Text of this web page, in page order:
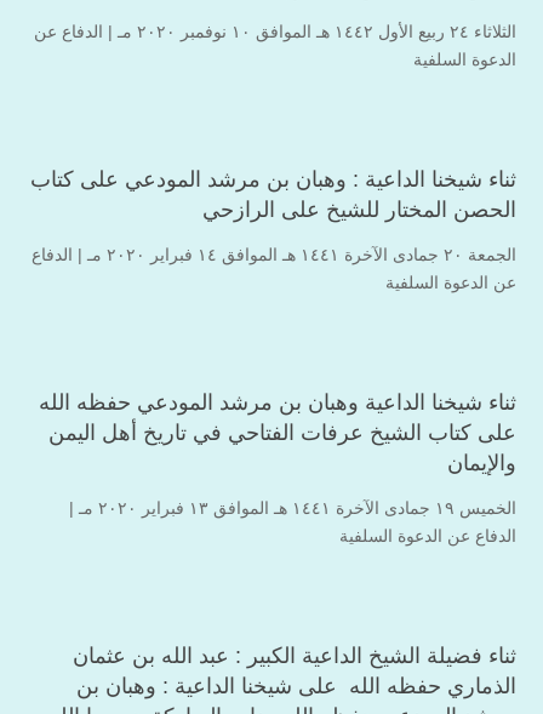
الثلاثاء ۲٤ ربيع الأول ۱٤٤۲ هـ الموافق ۱۰ نوفمبر ۲۰۲۰ مـ |
الدفاع عن
الدعوة السلفية
ثناء شيخنا الداعية : وهبان بن مرشد المودعي على كتاب
الحصن المختار للشيخ على الرازحي
الجمعة ۲۰ جمادى الآخرة ۱٤٤۱ هـ الموافق ۱٤ فبراير ۲۰۲۰ مـ |
الدفاع
عن الدعوة السلفية
ثناء شيخنا الداعية وهبان بن مرشد المودعي حفظه الله
على كتاب الشيخ عرفات الفتاحي في تاريخ أهل اليمن
والإيمان
الخميس ۱۹ جمادى الآخرة ۱٤٤۱ هـ الموافق ۱۳ فبراير ۲۰۲۰ مـ |
الدفاع عن الدعوة السلفية
ثناء فضيلة الشيخ الداعية الكبير : عبد الله بن عثمان
الذماري حفظه الله على شيخنا الداعية : وهبان بن